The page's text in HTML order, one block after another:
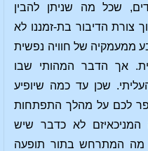
שכל מה שניתן להבין
צורת הדיבור בת-זמננו לא
ממעמקיה של חוויה נפשית
אך הדבר המהותי שבו
שכן עד כמה שיופיע
לכם על מהלך התפתחות
לא כדבר שיש
מה המתרחש בתור תופעה